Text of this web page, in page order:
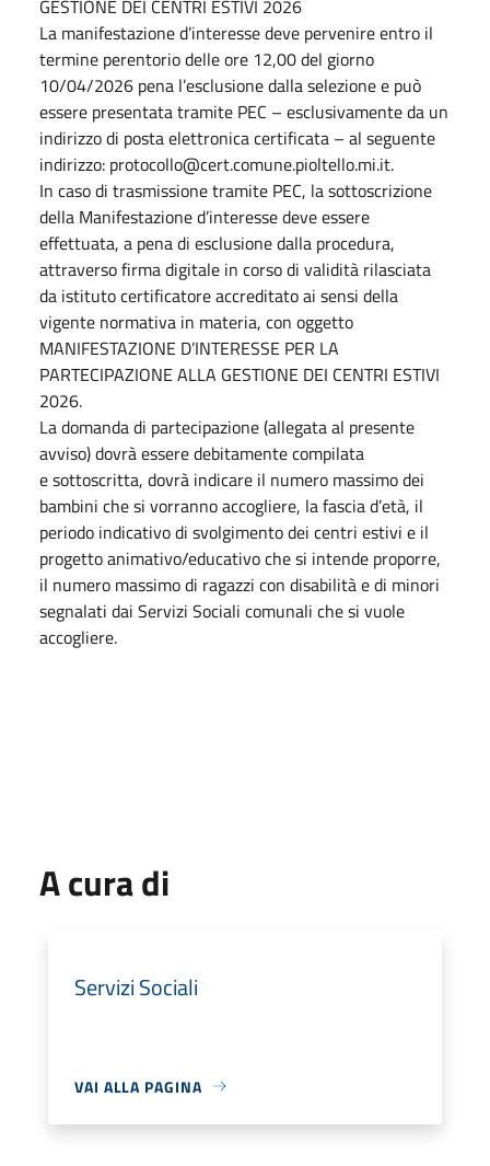
GESTIONE DEI CENTRI ESTIVI 2026
La manifestazione d’interesse deve pervenire entro il
termine perentorio delle ore 12,00 del giorno
10/04/2026 pena l’esclusione dalla selezione e può
essere presentata tramite PEC – esclusivamente da un
indirizzo di posta elettronica certificata – al seguente
indirizzo: protocollo@cert.comune.pioltello.mi.it.
In caso di trasmissione tramite PEC, la sottoscrizione
della Manifestazione d’interesse deve essere
effettuata, a pena di esclusione dalla procedura,
attraverso firma digitale in corso di validità rilasciata
da istituto certificatore accreditato ai sensi della
vigente normativa in materia, con oggetto
MANIFESTAZIONE D’INTERESSE PER LA
PARTECIPAZIONE ALLA GESTIONE DEI CENTRI ESTIVI
2026.
La domanda di partecipazione (allegata al presente
avviso) dovrà essere debitamente compilata
e sottoscritta, dovrà indicare il numero massimo dei
bambini che si vorranno accogliere, la fascia d’età, il
periodo indicativo di svolgimento dei centri estivi e il
progetto animativo/educativo che si intende proporre,
il numero massimo di ragazzi con disabilità e di minori
segnalati dai Servizi Sociali comunali che si vuole
accogliere.
A cura di
Servizi Sociali
VAI ALLA PAGINA